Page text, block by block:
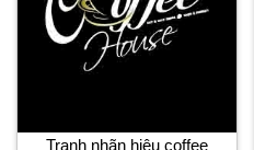
Tranh nhãn hiệu coffee